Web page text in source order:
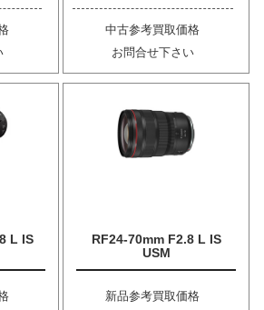
中古参考買取価格
お問合せ下さい
L IS
RF24-70mm F2.8 L IS
USM
新品参考買取価格